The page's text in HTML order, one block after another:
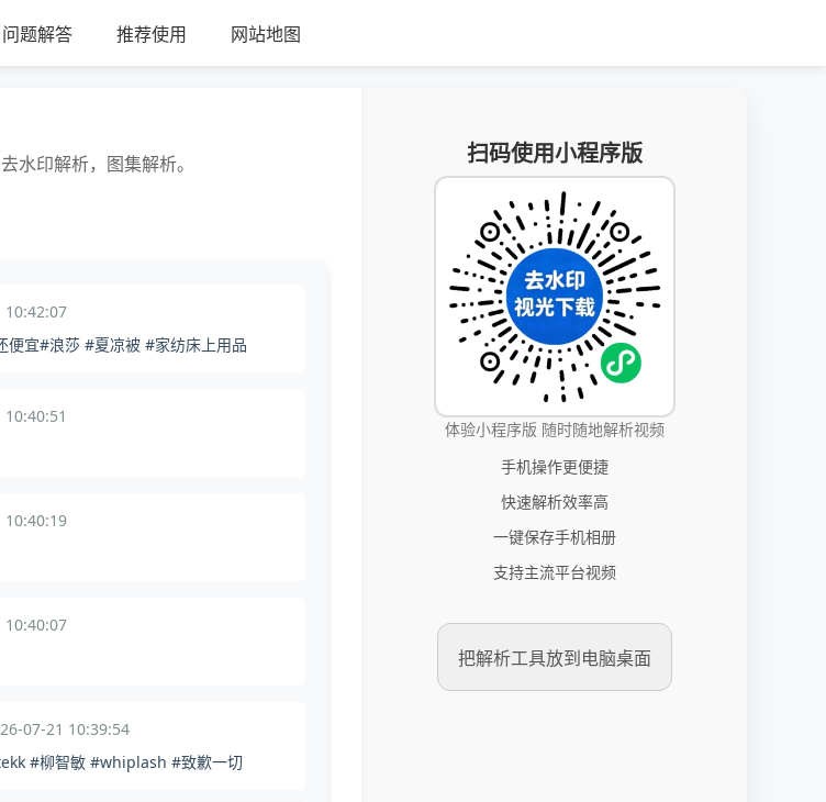
问题解答 推荐使用 网站地图
水印解析，图集解析。
10:42:07
便宜#浪莎 #夏凉被 #家纺床上用品
10:40:19
10:40:07
07-21 10:39:54
#柳智敏 #whiplash #致歉一切
扫码使用小程序版
体验小程序版 随时随地解析视频
手机操作更便捷
快速解析效率高
一键保存手机相册
支持主流平台视频
把解析工具放到电脑桌面